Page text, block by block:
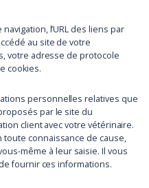
l’URL des liens par
au site de votre
votre adresse de protocole
cookies.
personnelles relatives que
par le site du
client avec votre vétérinaire.
connaissance de cause,
même à leur saisie. Il vous
fournir ces informations.